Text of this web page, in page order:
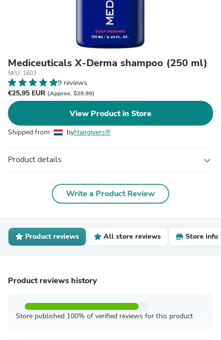
Mediceuticals X-Derma shampoo (250 ml)
SKU: 1603
9 reviews
€25,95 EUR (Approx. $29.99)
View Product in Store
Shipped from byHairgivers®
Product details expand_more
Write a Product Review
Product reviews All store reviews Store info
Product reviews history
Store published 100% of verified reviews for this product